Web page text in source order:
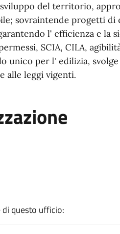
del territorio,
sovraintende progetti di
l' efficienza e la
SCIA, CILA,
unico per l' edilizia,
alle leggi vigenti.
di questo ufficio: